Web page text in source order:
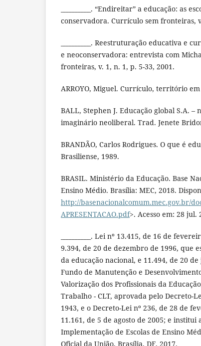
__________. “Endireitar” a educação: as
conservadora. Currículo sem fronteiras,
__________. Reestruturação educativa e
e neoconservadora: entrevista com
fronteiras, v. 1, n. 1, p. 5-33, 2001.
ARROYO, Miguel. Currículo, território
BALL, Stephen J. Educação global S.A. –
imaginário neoliberal. Trad. Jenete
BRANDÃO, Carlos Rodrigues. O que é
Brasiliense, 1989.
BRASIL. Ministério da Educação. Base
Ensino Médio. Brasília: MEC, 2018.
http://basenacionalcomum.mec.gov.br/
APRESENTACAO.pdf>. Acesso em: 28 jul.
__________. Lei nº 13.415, de 16 de
9.394, de 20 de dezembro de 1996, que
da educação nacional, e 11.494, de 20
Fundo de Manutenção e
Valorização dos Profissionais da
Trabalho - CLT, aprovada pelo Decreto-
1943, e o Decreto-Lei nº 236, de 28 de
11.161, de 5 de agosto de 2005; e institui
Implementação de Escolas de Ensino
Oficial da União, Brasília, DF, 2017.